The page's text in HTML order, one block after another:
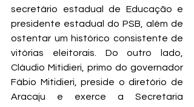
secretário estadual de Educação e
presidente estadual do PSB, além de
ostentar um histórico consistente de
vitórias eleitorais. Do outro lado,
Cláudio Mitidieri, primo do governador
Fábio Mitidieri, preside o diretório de
Aracaju e exerce a Secretaria